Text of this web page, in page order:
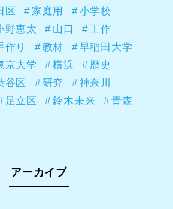
区 家庭用
小学校
野恵太 山口
工作
作り 教材
早稲田大学
京大学 横浜
歴史
谷区 研究
神奈川
足立区 鈴木未来
青森
アーカイブ